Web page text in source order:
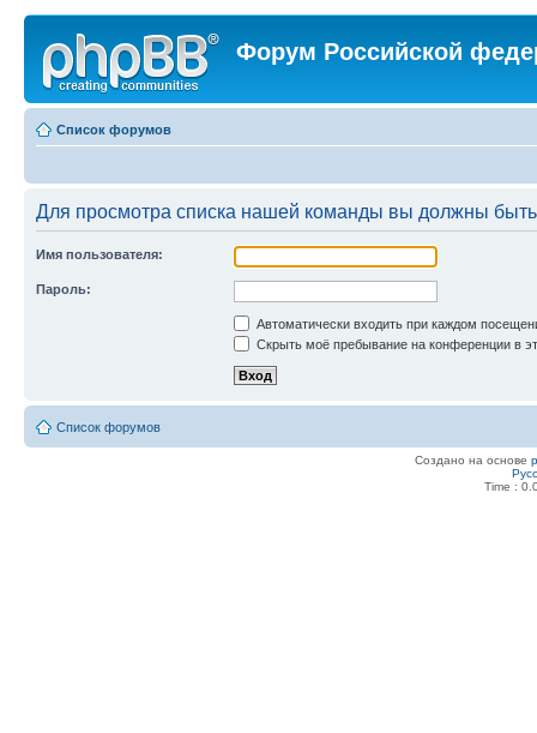
Форум Российской
Список форумов
Для просмотра списка нашей команды вы должны
Имя пользователя:
Пароль:
Автоматически входить при каждом
Скрыть моё пребывание на конференции в
Список форумов
Создано на основе
Time :